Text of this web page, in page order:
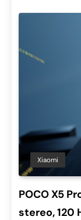
Xiaomi
POCO X5
stereo, 120